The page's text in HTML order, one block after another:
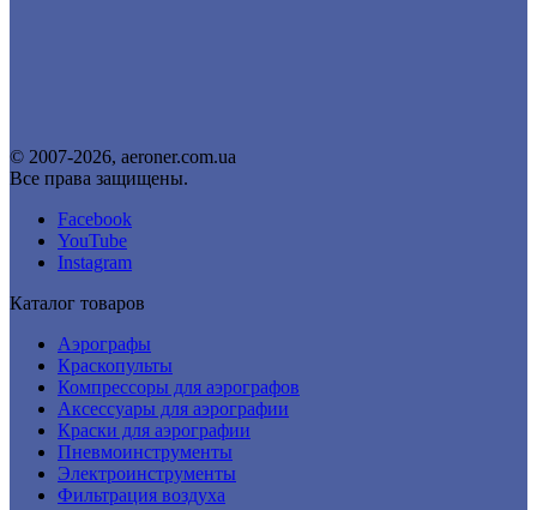
© 2007-2026, aeroner.com.ua
Все права защищены.
Facebook
YouTube
Instagram
Каталог товаров
Аэрографы
Краскопульты
Компрессоры для аэрографов
Аксессуары для аэрографии
Краски для аэрографии
Пневмоинструменты
Электроинструменты
Фильтрация воздуха